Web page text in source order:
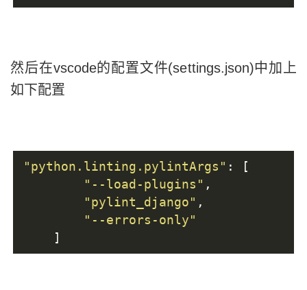
然后在vscode的配置文件(settings.json)中加上
如下配置
"python.linting.pylintArgs" :
[
"--load-plugins" ,
"pylint_django" ,
"--errors-only"
]